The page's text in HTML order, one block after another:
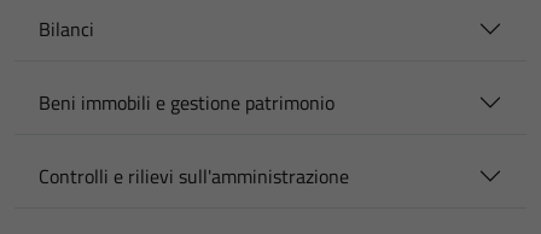
Bilanci
Beni immobili e gestione patrimonio
Controlli e rilievi sull'amministrazione